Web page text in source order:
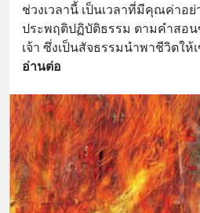
ช่วงเวลานี้ เป็นเวลาที่มีคุณค่าอย่
ประพฤติปฏิบัติธรรม ตามคำสอ
เจ้า ซึ่งเป็นสัจธรรมนำพาชีวิตใ
อ่านต่อ